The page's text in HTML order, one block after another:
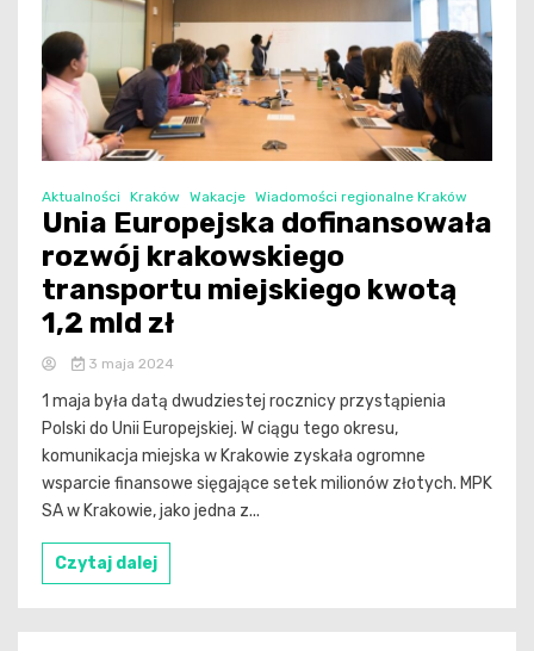
Aktualności Kraków Wakacje Wiadomości regionalne Kraków
Unia Europejska dofinansowała
rozwój krakowskiego
transportu miejskiego kwotą
1,2 mld zł
3 maja 2024
1 maja była datą dwudziestej rocznicy przystąpienia
Polski do Unii Europejskiej. W ciągu tego okresu,
komunikacja miejska w Krakowie zyskała ogromne
wsparcie finansowe sięgające setek milionów złotych. MPK
SA w Krakowie, jako jedna z...
Czytaj dalej